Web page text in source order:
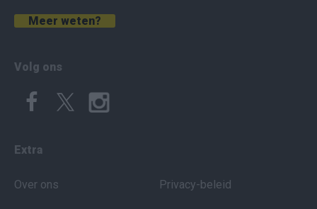
Meer weten?
Volg ons
Extra
Over ons Privacy-beleid